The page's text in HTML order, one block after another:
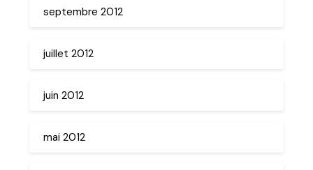
septembre 2012
juillet 2012
juin 2012
mai 2012